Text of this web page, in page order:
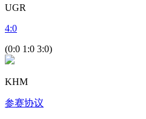
UGR
4:0
(0:0 1:0 3:0)
KHM
参赛协议